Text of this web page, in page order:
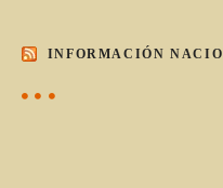
INFORMACIÓN